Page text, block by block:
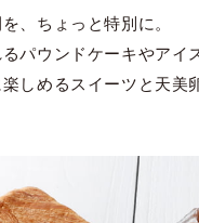
、ちょっと特別に。
パウンドケーキやアイ
しめるスイーツと天美